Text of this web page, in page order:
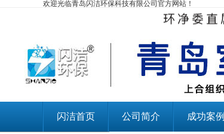
欢迎光临青岛闪洁环保科技有限公司官方网站！
闪洁首页 公司简介 成功案例